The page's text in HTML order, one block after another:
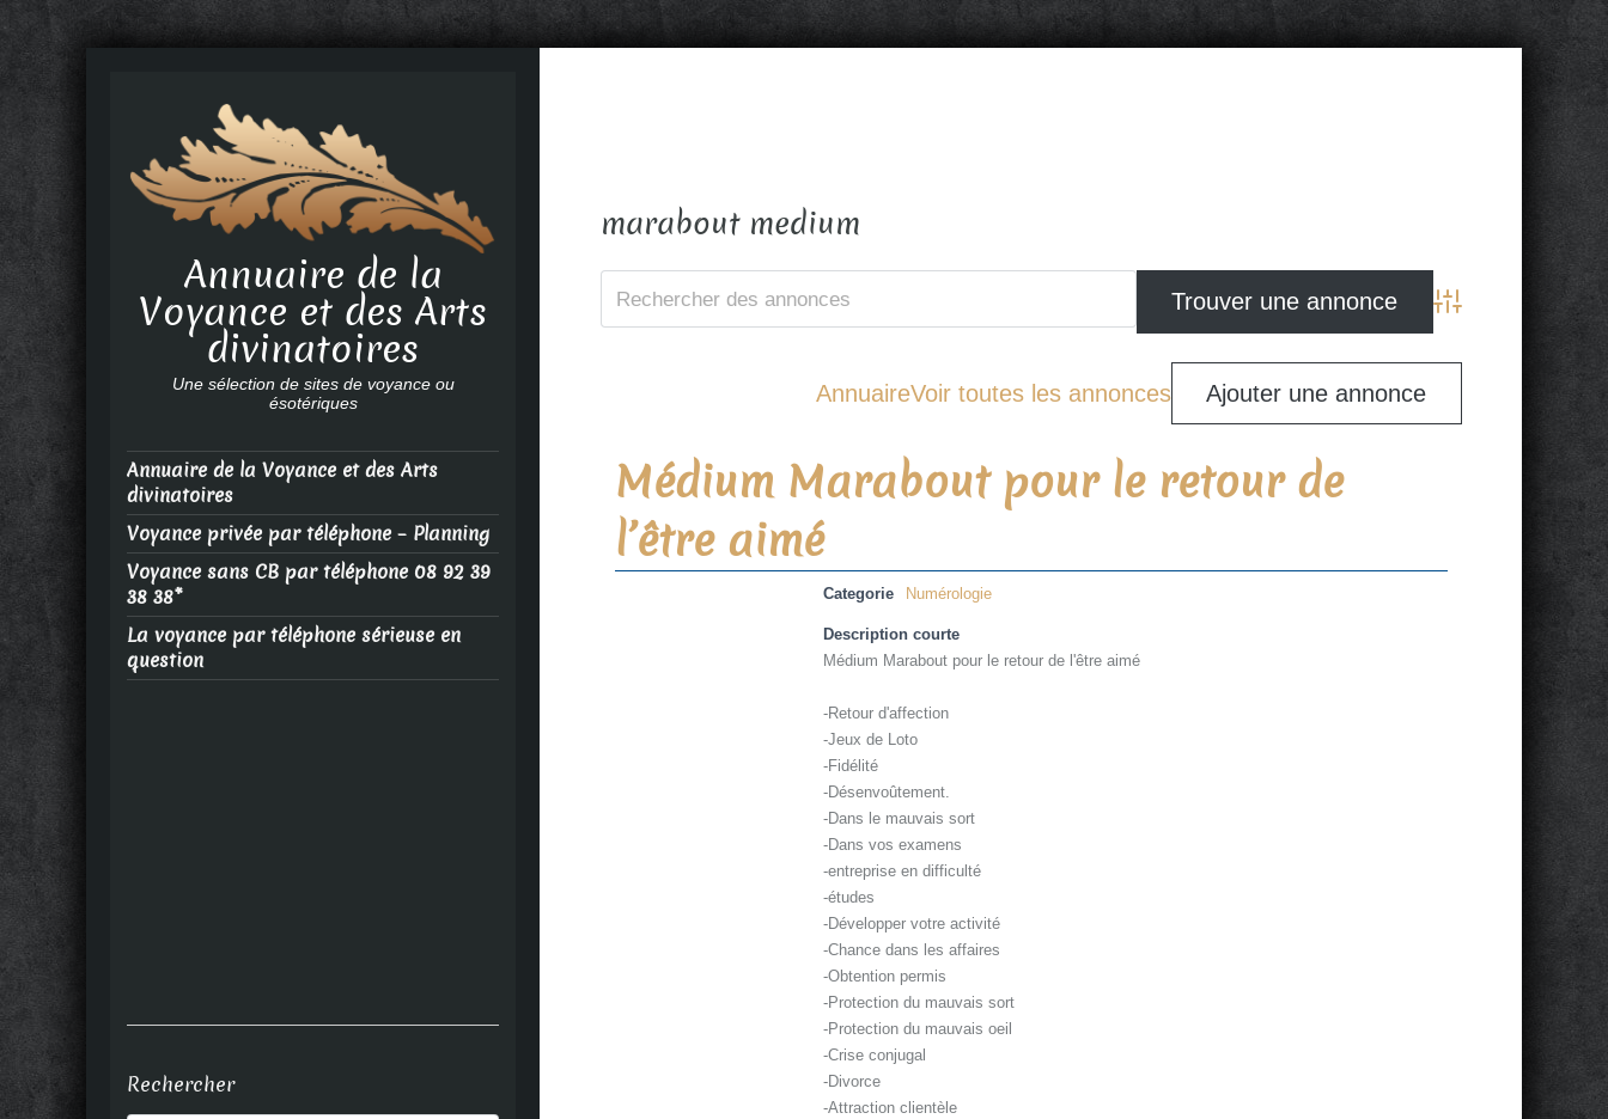
marabout medium
Advanced Search
AnnuaireVoir toutes les annonces Ajouter une annonce
Médium Marabout pour le retour de
l’être aimé
Categorie Numérologie
Description courte
Médium Marabout pour le retour de l'être aimé
-Retour d'affection
-Jeux de Loto
-Fidélité
-Désenvoûtement.
-Dans le mauvais sort
-Dans vos examens
-entreprise en difficulté
-études
-Développer votre activité
-Chance dans les affaires
-Obtention permis
-Protection du mauvais sort
-Protection du mauvais oeil
-Crise conjugal
-Divorce
-Attraction clientèle
Annuaire de la
Voyance et des Arts
divinatoires
Une sélection de sites de voyance ou
ésotériques
Annuaire de la Voyance et des Arts
divinatoires
Voyance privée par téléphone – Planning
Voyance sans CB par téléphone 08 92 39
38 38*
La voyance par téléphone sérieuse en
question
Rechercher